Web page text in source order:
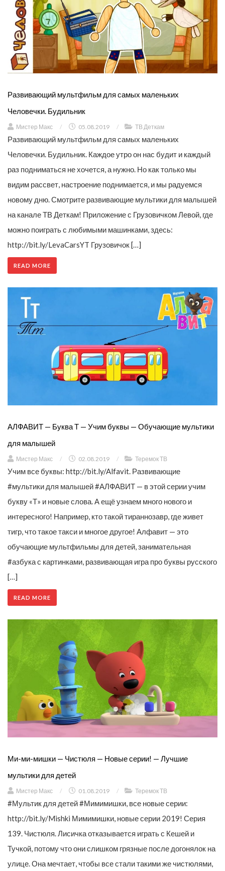
Развивающий мультфильм для самых маленьких
Человечки. Будильник
Мистер Макс / 05.08.2019 / ТВ Деткам
Развивающий мультфильм для самых маленьких
Человечки. Будильник. Каждое утро он нас будит и каждый
раз подниматься не хочется, а нужно. Но как только мы
видим рассвет, настроение поднимается, и мы радуемся
новому дню. Смотрите развивающие мультики для малышей
на канале ТВ Деткам! Приложение с Грузовичком Левой, где
можно поиграть с любимыми машинками, здесь:
http://bit.ly/LevaCarsYT Грузовичок […]
READ MORE
АЛФАВИТ — Буква Т — Учим буквы — Обучающие мультики
для малышей
Мистер Макс / 02.08.2019 / Теремок ТВ
Учим все буквы: http://bit.ly/Alfavit. Развивающие
#мультики для малышей #АЛФАВИТ — в этой серии учим
букву «Т» и новые слова. А ещё узнаем много нового и
интересного! Например, кто такой тираннозавр, где живет
тигр, что такое такси и многое другое! Алфавит — это
обучающие мультфильмы для детей, занимательная
#азбука с картинками, развивающая игра про буквы русского
[…]
READ MORE
Ми-ми-мишки — Чистюля — Новые серии! — Лучшие
мультики для детей
Мистер Макс / 01.08.2019 / Теремок ТВ
#Мультик для детей #Мимимишки, все новые серии:
http://bit.ly/Mishki Мимимишки, новые серии 2019! Серия
139. Чистюля. Лисичка отказывается играть с Кешей и
Тучкой, потому что они слишком грязные после догонялок на
улице. Она мечтает, чтобы все стали такими же чистюлями,